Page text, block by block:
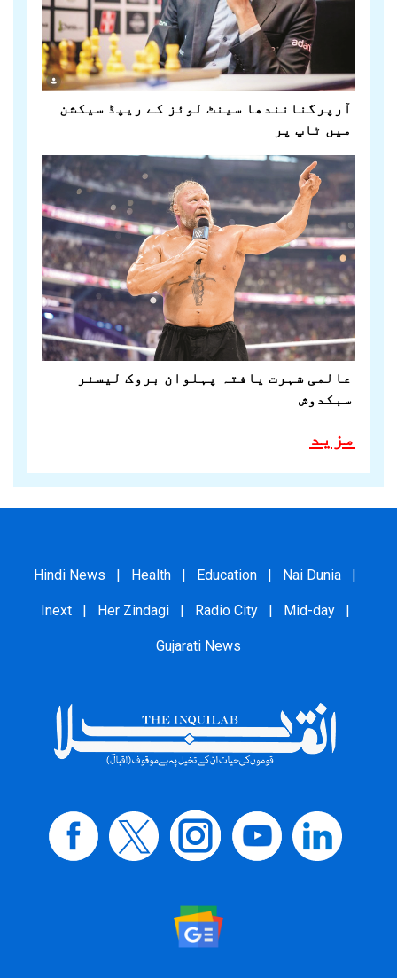
آرپرگنانندھا سینٹ لوئز کے ریپڈ سیکشن
میں ٹاپ پر
عالمی شہرت یافتہ پہلوان بروک لیسنر
سبکدوش
مزید
Hindi News Health Education Nai Dunia
Inext Her Zindagi Radio City Mid-day
Gujarati News